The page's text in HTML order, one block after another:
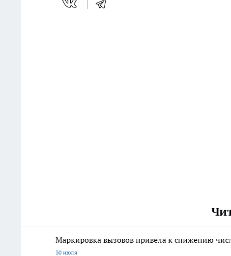
Маркировка вызовов привела к снижению
30 июля